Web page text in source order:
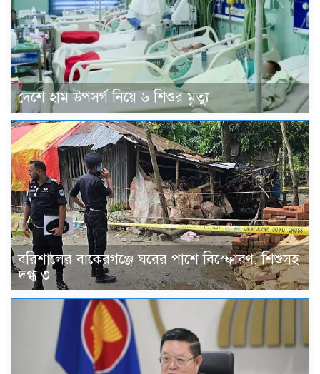
দেশে হাম উপসর্গ নিয়ে ৬ শিশুর মৃত্যু
বরিশালের বাকেরগঞ্জে ঘরের পাশে বিস্ফোরণ, শিশুসহ
দগ্ধ ৩